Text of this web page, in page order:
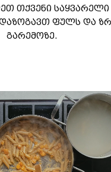
თქვენი საყვარელი
ფულს და
გარემოზე.